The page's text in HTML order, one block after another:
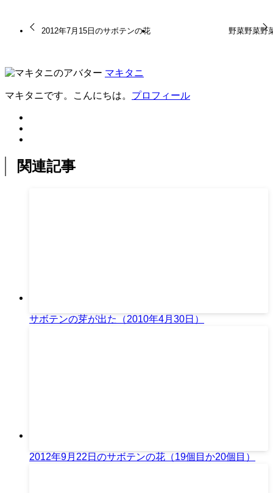
2012年7月15日のサボテンの花 野菜野菜野
マキタニ
マキタニです。こんにちは。 プロフィール
関連記事
サボテンの芽が出た（2010年4月30日）
2012年9月22日のサボテンの花（19個目か20個目）